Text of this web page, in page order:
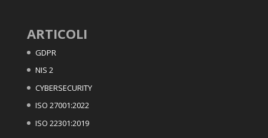
ARTICOLI
GDPR
NIS 2
CYBERSECURITY
ISO 27001:2022
ISO 22301:2019